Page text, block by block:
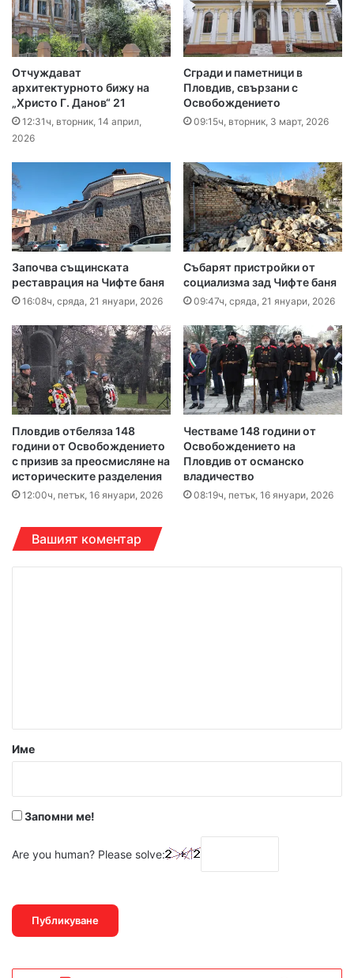
Отчуждават
архитектурното бижу на
„Христо Г. Данов“ 21
12:31ч, вторник, 14 април,
2026
Сгради и паметници в
Пловдив, свързани с
Освобождението
09:15ч, вторник, 3 март, 2026
Започва същинската
реставрация на Чифте баня
16:08ч, сряда, 21 януари, 2026
Събарят пристройки от
социализма зад Чифте баня
09:47ч, сряда, 21 януари, 2026
Пловдив отбеляза 148
години от Освобождението
с призив за преосмисляне на
историческите разделения
12:00ч, петък, 16 януари, 2026
Честваме 148 години от
Освобождението на
Пловдив от османско
владичество
08:19ч, петък, 16 януари, 2026
Вашият коментар
р
Име
Запомни ме!
Are you human? Please solve: